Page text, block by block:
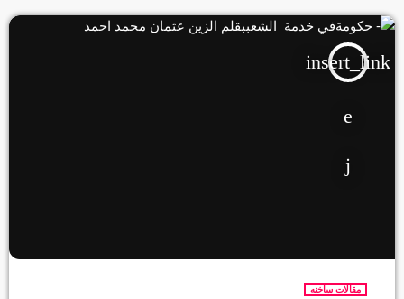
insert_link
مقالات ساخنه